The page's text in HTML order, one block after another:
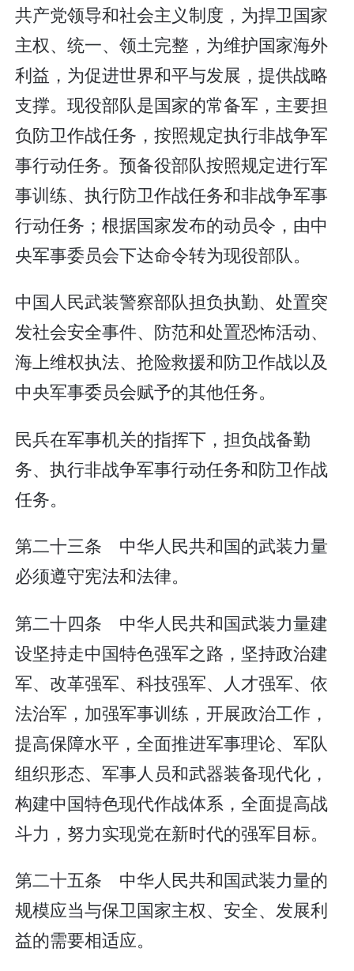
共产党领导和社会主义制度，为捍卫国家
主权、统一、领土完整，为维护国家海外
利益，为促进世界和平与发展，提供战略
支撑。现役部队是国家的常备军，主要担
负防卫作战任务，按照规定执行非战争军
事行动任务。预备役部队按照规定进行军
事训练、执行防卫作战任务和非战争军事
行动任务；根据国家发布的动员令，由中
央军事委员会下达命令转为现役部队。
中国人民武装警察部队担负执勤、处置突
发社会安全事件、防范和处置恐怖活动、
海上维权执法、抢险救援和防卫作战以及
中央军事委员会赋予的其他任务。
民兵在军事机关的指挥下，担负战备勤
务、执行非战争军事行动任务和防卫作战
任务。
第二十三条 中华人民共和国的武装力量
必须遵守宪法和法律。
第二十四条 中华人民共和国武装力量建
设坚持走中国特色强军之路，坚持政治建
军、改革强军、科技强军、人才强军、依
法治军，加强军事训练，开展政治工作，
提高保障水平，全面推进军事理论、军队
组织形态、军事人员和武器装备现代化，
构建中国特色现代作战体系，全面提高战
斗力，努力实现党在新时代的强军目标。
第二十五条 中华人民共和国武装力量的
规模应当与保卫国家主权、安全、发展利
益的需要相适应。